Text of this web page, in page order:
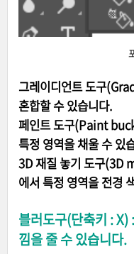
그레이디언트 도구
혼합할 수 있습니다.
페인트 도구(Paint
특정 영역을 채울 수 있
3D 재질 놓기 도구
에서 특정 영역을 전경
블러도구(단축키 : X)
낌을 줄 수 있습니다.